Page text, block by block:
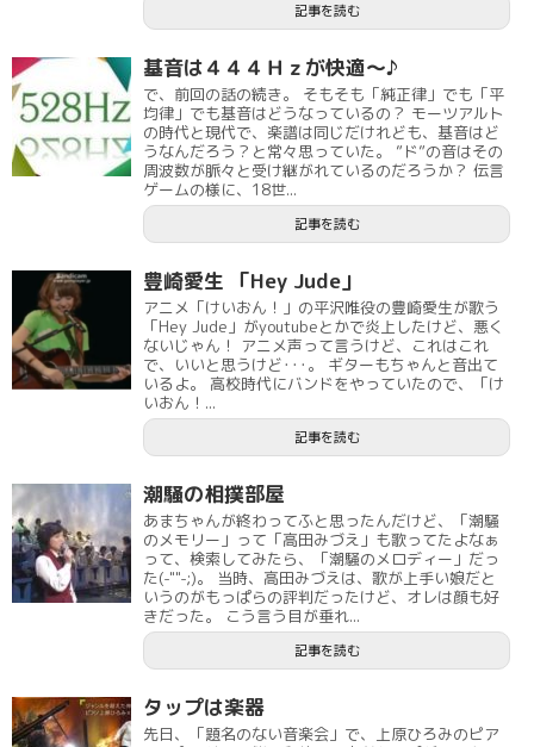
記事を読む
基音は４４４Ｈｚが快適～♪
で、前回の話の続き。 そもそも「純正律」でも「平
均律」でも基音はどうなっているの？ モーツアルト
の時代と現代で、楽譜は同じだけれども、基音はど
うなんだろう？と常々思っていた。 ”ド”の音はその
周波数が脈々と受け継がれているのだろうか？ 伝言
ゲームの様に、18世...
記事を読む
豊崎愛生 「Hey Jude」
アニメ「けいおん！」の平沢唯役の豊崎愛生が歌う
「Hey Jude」がyoutubeとかで炎上したけど、悪く
ないじゃん！ アニメ声って言うけど、これはこれ
で、いいと思うけど･･･。 ギターもちゃんと音出て
いるよ。 高校時代にバンドをやっていたので、「け
いおん！...
記事を読む
潮騒の相撲部屋
あまちゃんが終わってふと思ったんだけど、「潮騒
のメモリー」って「高田みづえ」も歌ってたよなぁ
って、検索してみたら、「潮騒のメロディー」だっ
た(-""-;)。 当時、高田みづえは、歌が上手い娘だと
いうのがもっぱらの評判だったけど、オレは顔も好
きだった。 こう言う目が垂れ...
記事を読む
タップは楽器
先日、「題名のない音楽会」で、上原ひろみのピア